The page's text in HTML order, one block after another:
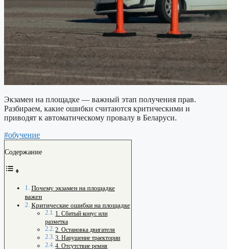
Экзамен на площадке — важный этап получения прав.
Разбираем, какие ошибки считаются критическими и
приводят к автоматическому провалу в Беларуси.
#обучение
Содержание
Почему экзамен на площадке
важен
Критические ошибки на площадке
1. Сбитый конус или
разметка
2. Остановка двигателя
3. Нарушение траектории
4. Отсутствие ремня